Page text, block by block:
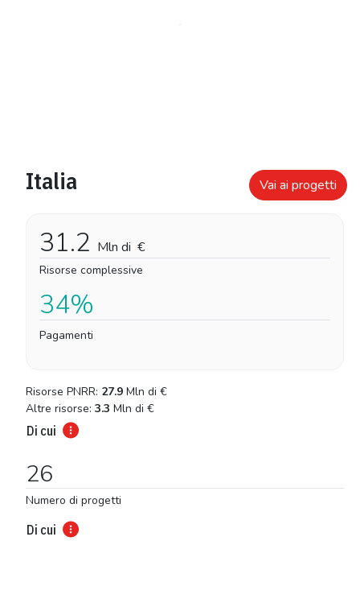
Italia Vai ai progetti
31.2 Mln di €
Risorse complessive
34%
Pagamenti
Risorse PNRR: 27.9 Mln di €
Altre risorse: 3.3 Mln di €
Di cui
26
Numero di progetti
Di cui